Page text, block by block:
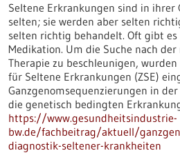
Seltene Erkrankungen sind in ihrer
selten; sie werden aber selten
selten richtig behandelt. Oft gibt es
Medikation. Um die Suche nach
Therapie zu beschleunigen,
für Seltene Erkrankungen (ZSE)
Ganzgenomsequenzierungen in
die genetisch bedingten
https://www.gesundheitsindustrie-
bw.de/fachbeitrag/aktuell/
diagnostik-seltener-krankheiten